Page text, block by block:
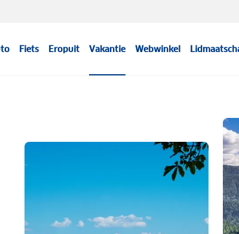
Fiets Eropuit Vakantie Webwinkel